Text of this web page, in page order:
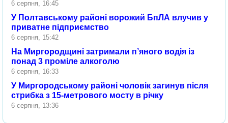
6 серпня, 16:45
У Полтавському районі ворожий БпЛА влучив у
приватне підприємство
6 серпня, 15:42
На Миргородщині затримали п’яного водія із
понад 3 проміле алкоголю
6 серпня, 16:33
У Миргородському районі чоловік загинув після
стрибка з 15-метрового мосту в річку
6 серпня, 13:36